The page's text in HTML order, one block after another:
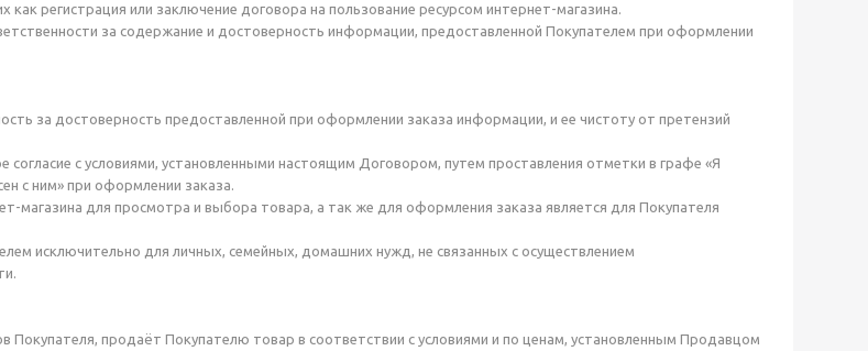
как регистрация или заключение договора на пользование ресурсом интернет-магазина.
за содержание и достоверность информации, предоставленной Покупателем при оформлении
за достоверность предоставленной при оформлении заказа информации, и ее чистоту от претензий
согласие с условиями, установленными настоящим Договором, путем проставления отметки в графе «Я
с ним» при оформлении заказа.
магазина для просмотра и выбора товара, а так же для оформления заказа является для Покупателя
исключительно для личных, семейных, домашних нужд, не связанных с осуществлением
Покупателя, продаёт Покупателю товар в соответствии с условиями и по ценам, установленным Продавцом